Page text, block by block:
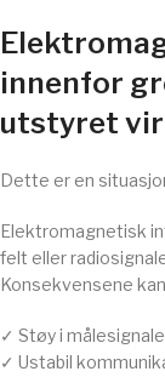
innenfor
utstyret
Dette er en
Elektromagnetisk
felt eller
Konsekvensene
✓ Støy i
✓ Ustabil